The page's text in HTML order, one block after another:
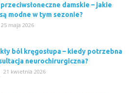
damskie – jakie
modne w tym sezonie?
25 maja 2026
ból kręgosłupa – kiedy potrzebna
neurochirurgiczna?
21 kwietnia 2026